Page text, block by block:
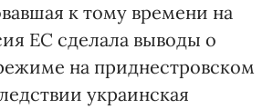
к тому времени на
ЕС сделала выводы о
на приднестровском
украинская